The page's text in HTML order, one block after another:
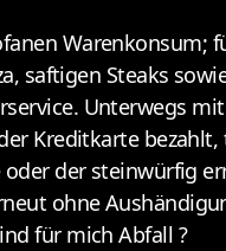
Warenkonsum;
saftigen Steaks
Unterwegs
Kreditkarte
der steinwürfig
ohne
für mich Abfall ?